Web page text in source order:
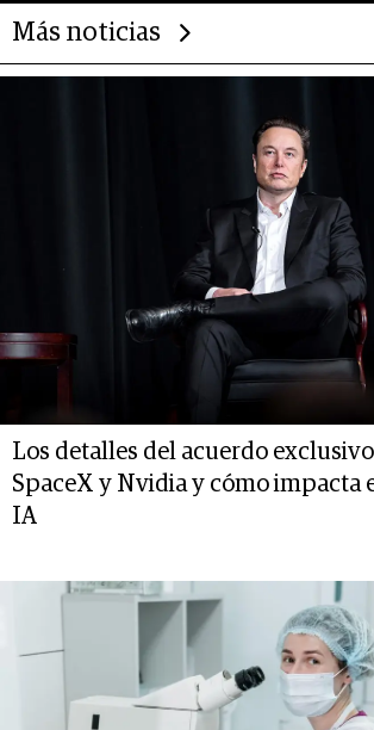
Más noticias
Los detalles del acuerdo
SpaceX y Nvidia y cómo impacta
IA